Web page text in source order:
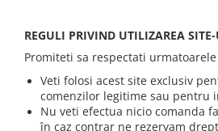
REGULI PRIVIND UTILIZAREA
Promiteti sa respectati
Veti folosi acest site exclusiv
comenzilor legitime sau pentru
Nu veti efectua nicio comanda
în caz contrar ne rezervam